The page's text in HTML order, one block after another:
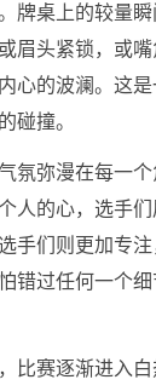
牌桌上的较量瞬
眉头紧锁，或
心的波澜。这
碰撞。
氛弥漫在每一
人的心，选手
手们则更加专
错过任何一个
比赛逐渐进入